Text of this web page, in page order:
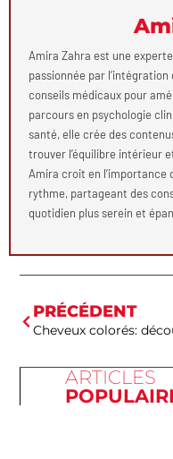
Amira Zahra est une
passionnée par
conseils médicaux pour
parcours en psychologie
santé, elle crée des
trouver l’équilibre intérieur
Amira croit en l’importance
rythme, partageant des
quotidien plus serein et
PRÉCÉDENT
ARTICLES